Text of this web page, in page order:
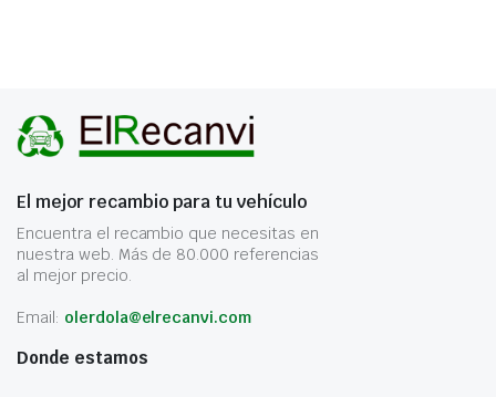
El mejor recambio para tu vehículo
Encuentra el recambio que necesitas en
nuestra web. Más de 80.000 referencias
al mejor precio.
Email: olerdola@elrecanvi.com
Donde estamos